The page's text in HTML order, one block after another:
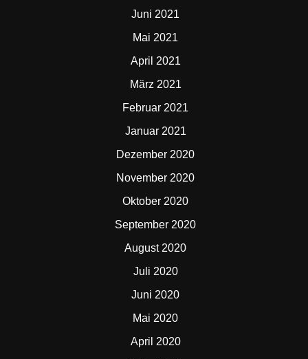
Juni 2021
Mai 2021
April 2021
März 2021
Februar 2021
Januar 2021
Dezember 2020
November 2020
Oktober 2020
September 2020
August 2020
Juli 2020
Juni 2020
Mai 2020
April 2020